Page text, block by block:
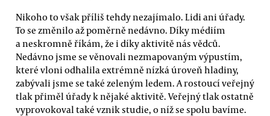
Nikoho to však příliš tehdy nezajímalo. Lidi ani úřady.
To se změnilo až poměrně nedávno. Díky médiím
a neskromně říkám, že i díky aktivitě nás vědců.
Nedávno jsme se věnovali nezmapovaným výpustím,
které vloni odhalila extrémně nízká úroveň hladiny,
zabývali jsme se také zeleným ledem. A rostoucí veřejný
tlak přiměl úřady k nějaké aktivitě. Veřejný tlak ostatně
vyprovokoval také vznik studie, o níž se spolu bavíme.